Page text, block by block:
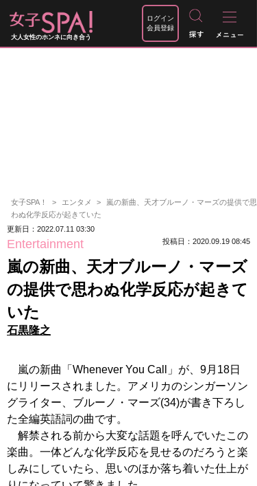
大人女性のホンネに向き合う
ログイン
会員登録
女子SPA！ エンタメ
嵐の新曲、天才ブルーノ・マーズの提供で思
わぬ化学反応が起きていた
更新日：2022.07.11 03:30
Entertainment 投稿日：2020.09.19 08:45
嵐の新曲、天才ブルーノ・マーズ
の提供で思わぬ化学反応が起きて
いた
石黒隆之
嵐の新曲「Whenever You Call」が、9月18日
にリリースされました。アメリカのシンガーソン
グライター、ブルーノ・マーズ(34)が書き下ろし
た全編英語詞の曲です。
解禁される前から大変な話題を呼んでいたこの
楽曲。一体どんな化学反応を見せるのだろうと楽
しみにしていたら、思いのほか落ち着いた仕上が